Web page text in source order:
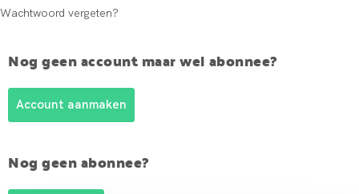
Wachtwoord vergeten?
Nog geen account maar wel abonnee?
Account aanmaken
Nog geen abonnee?